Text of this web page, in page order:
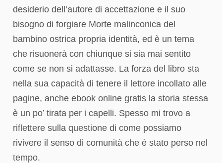
desiderio dell’autore di accettazione e il suo
bisogno di forgiare Morte malinconica del
bambino ostrica propria identità, ed è un tema
che risuonerà con chiunque si sia mai sentito
come se non si adattasse. La forza del libro sta
nella sua capacità di tenere il lettore incollato alle
pagine, anche ebook online gratis la storia stessa
è un po’ tirata per i capelli. Spesso mi trovo a
riflettere sulla questione di come possiamo
rivivere il senso di comunità che è stato perso nel
tempo.